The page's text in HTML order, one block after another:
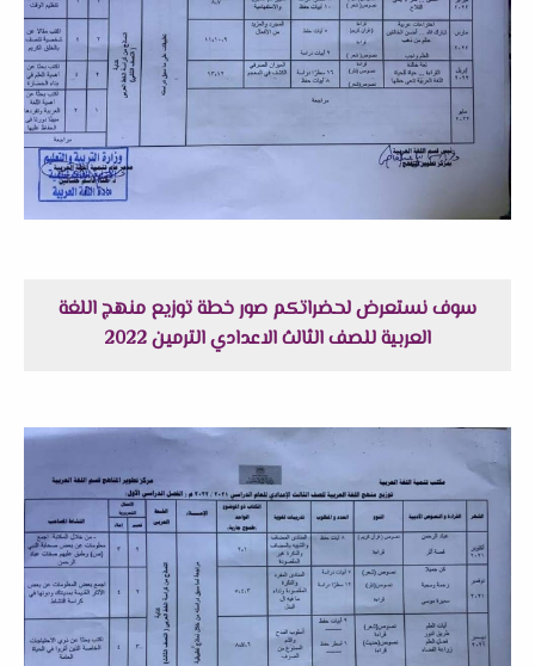
سوف نستعرض لحضراتكم صور خطة توزيع منهج اللغة
العربية للصف الثالث الاعدادي الترمين 2022